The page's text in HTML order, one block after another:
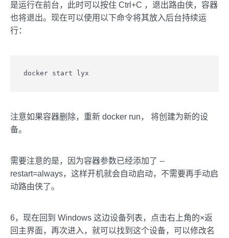
是运行在前台，此时可以按住 Ctrl+C ，退出路由侠，容器
也将退出。现在可以使用以下命令将其放入后台持续运
行：
docker start lyx
注意如果容器删除，重新 docker run， 将创建为新的设
备。
需要注意的是，因为容器参数已经添加了 --
restart=always，这样开机就会自动启动，不需要再手动启
动路由侠了。
6，现在回到 Windows 这边设备列表，点击右上角的×返
回主界面，再次进入，就可以找到这个设备，可以修改名